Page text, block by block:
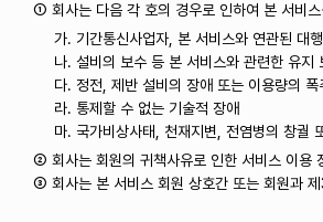
① 회사는 다음 각 호의 경우로 인하여 본 서비
가. 기간통신사업자, 본 서비스와 연관된 대
나. 설비의 보수 등 본 서비스와 관련한 유지
다. 정전, 제반 설비의 장애 또는 이용량의
라. 통제할 수 없는 기술적 장애
마. 국가비상사태, 천재지변, 전염병의 창궐
② 회사는 회원의 귀책사유로 인한 서비스 이용
③ 회사는 본 서비스 회원 상호간 또는 회원과